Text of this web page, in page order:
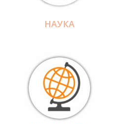
НАУКА